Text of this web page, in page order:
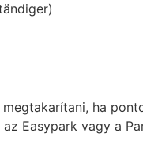
ha
Easypark vagy a